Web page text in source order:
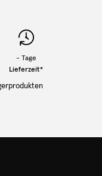
- Tage
Lieferzeit*